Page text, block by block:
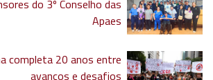
do 3º Conselho das
Apaes
completa 20 anos entre
avanços e desafios